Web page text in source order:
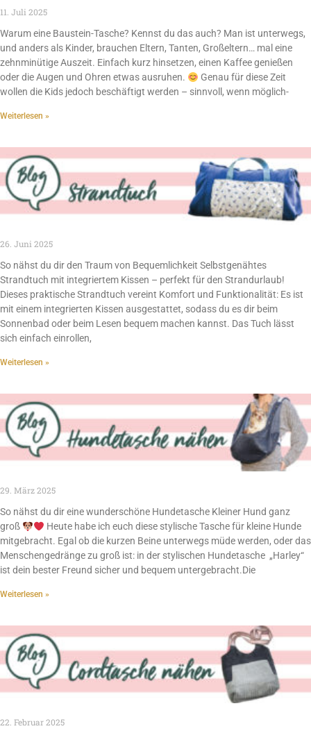
11. Juli 2025
Warum eine Baustein-Tasche? Kennst du das auch? Man ist unterwegs,
und anders als Kinder, brauchen Eltern, Tanten, Großeltern… mal eine
zehnminütige Auszeit. Einfach kurz hinsetzen, einen Kaffee genießen
oder die Augen und Ohren etwas ausruhen.
Genau für diese Zeit
wollen die Kids jedoch beschäftigt werden – sinnvoll, wenn möglich-
Weiterlesen »
26. Juni 2025
So nähst du dir den Traum von Bequemlichkeit Selbstgenähtes
Strandtuch mit integriertem Kissen – perfekt für den Strandurlaub!
Dieses praktische Strandtuch vereint Komfort und Funktionalität: Es ist
mit einem integrierten Kissen ausgestattet, sodass du es dir beim
Sonnenbad oder beim Lesen bequem machen kannst. Das Tuch lässt
sich einfach einrollen,
Weiterlesen »
29. März 2025
So nähst du dir eine wunderschöne Hundetasche Kleiner Hund ganz
groß
Heute habe ich euch diese stylische Tasche für kleine Hunde
mitgebracht. Egal ob die kurzen Beine unterwegs müde werden, oder das
Menschengedränge zu groß ist: in der stylischen Hundetasche „Harley“
ist dein bester Freund sicher und bequem untergebracht.Die
Weiterlesen »
22. Februar 2025